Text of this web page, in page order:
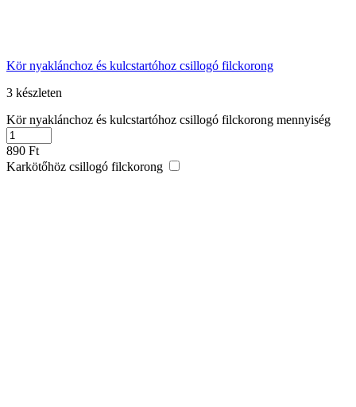
Kör nyaklánchoz és kulcstartóhoz csillogó filckorong
3 készleten
Kör nyaklánchoz és kulcstartóhoz csillogó filckorong mennyiség
890 Ft
Karkötőhöz csillogó filckorong